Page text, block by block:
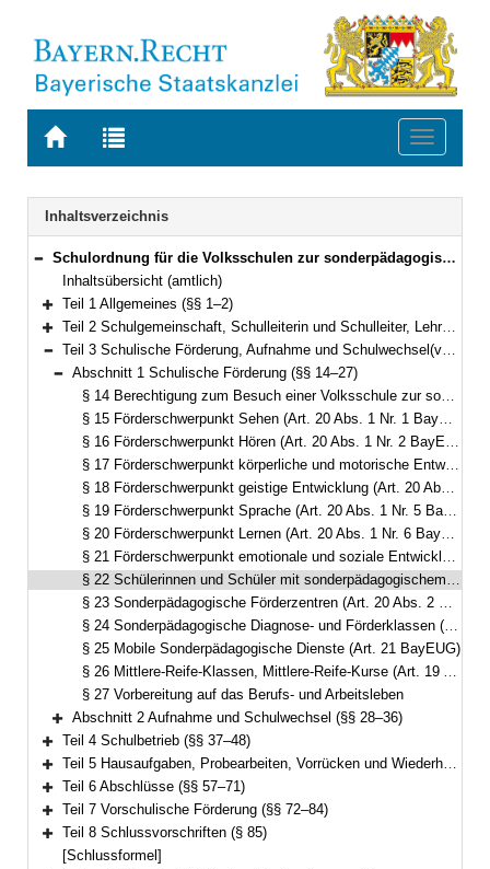
Zur
BAYERN.RECHT
Zur
letzten
Suche
Toggle
Navigation
Inhaltsverzeichnis
Bereich reduzieren
Schulordnung für die Volksschulen zur sonderpädagogischen Förderung (Volksschulordnung – F, VSO-F) Vom 11. September 2008 (GVBl. S. 731, ber. S. 907) BayRS 2233-2-1-K (§§ 1–85)
Inhaltsübersicht (amtlich)
Bereich erweitern
Teil 1 Allgemeines (§§ 1–2)
Bereich erweitern
Teil 2 Schulgemeinschaft, Schulleiterin und Schulleiter, Lehrkräfte, Schülerinnen und Schüler, Erziehungsberechtigte, Schulforum (§§ 3–13)
Bereich reduzieren
Teil 3 Schulische Förderung, Aufnahme und Schulwechsel(vgl. Art. 19 bis 24, 35 bis 38, 41 bis 43, 49 Abs. 2 Sätze 2 und 3 BayEUG) (§§ 14–36)
Bereich reduzieren
Abschnitt 1 Schulische Förderung (§§ 14–27)
§ 14 Berechtigung zum Besuch einer Volksschule zur sonderpädagogischen Förderung (Art. 41 Abs. 1 und 5 BayEUG)
§ 15 Förderschwerpunkt Sehen (Art. 20 Abs. 1 Nr. 1 BayEUG)
§ 16 Förderschwerpunkt Hören (Art. 20 Abs. 1 Nr. 2 BayEUG)
§ 17 Förderschwerpunkt körperliche und motorische Entwicklung (Art. 20 Abs. 1 Nr. 3 BayEUG)
§ 18 Förderschwerpunkt geistige Entwicklung (Art. 20 Abs. 1 Nr. 4 BayEUG)
§ 19 Förderschwerpunkt Sprache (Art. 20 Abs. 1 Nr. 5 BayEUG)
§ 20 Förderschwerpunkt Lernen (Art. 20 Abs. 1 Nr. 6 BayEUG)
§ 21 Förderschwerpunkt emotionale und soziale Entwicklung (Art. 20 Abs. 1 Nr. 7 BayEUG)
§ 22 Schülerinnen und Schüler mit sonderpädagogischem Förderbedarf in mehreren Förderschwerpunkten
§ 23 Sonderpädagogische Förderzentren (Art. 20 Abs. 2 BayEUG)
§ 24 Sonderpädagogische Diagnose- und Förderklassen (Art. 24 Nr. 7 BayEUG)
§ 25 Mobile Sonderpädagogische Dienste (Art. 21 BayEUG)
§ 26 Mittlere-Reife-Klassen, Mittlere-Reife-Kurse (Art. 19 Abs. 4 Satz 1, Art. 20 Abs. 4 Satz 1 Nr. 1 Buchst. b BayEUG)
§ 27 Vorbereitung auf das Berufs- und Arbeitsleben
Bereich erweitern
Abschnitt 2 Aufnahme und Schulwechsel (§§ 28–36)
Bereich erweitern
Teil 4 Schulbetrieb (§§ 37–48)
Bereich erweitern
Teil 5 Hausaufgaben, Probearbeiten, Vorrücken und Wiederholen, Zeugnisse (§§ 49–56)
Bereich erweitern
Teil 6 Abschlüsse (§§ 57–71)
Bereich erweitern
Teil 7 Vorschulische Förderung (§§ 72–84)
Bereich erweitern
Teil 8 Schlussvorschriften (§ 85)
[Schlussformel]